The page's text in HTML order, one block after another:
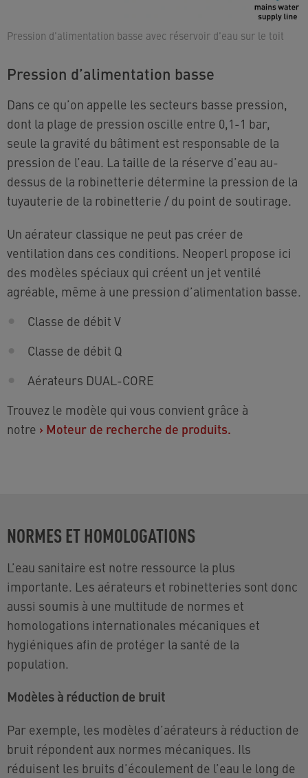
Pression d’alimentation basse avec réservoir d’eau sur le toit
Pression d’alimentation basse
Dans ce qu’on appelle les secteurs basse pression,
dont la plage de pression oscille entre 0,1-1 bar,
seule la gravité du bâtiment est responsable de la
pression de l’eau. La taille de la réserve d’eau au-
dessus de la robinetterie détermine la pression de la
tuyauterie de la robinetterie / du point de soutirage.
Un aérateur classique ne peut pas créer de
ventilation dans ces conditions. Neoperl propose ici
des modèles spéciaux qui créent un jet ventilé
agréable, même à une pression d’alimentation basse.
Classe de débit V
Classe de débit Q
Aérateurs DUAL-CORE
Trouvez le modèle qui vous convient grâce à
notre › Moteur de recherche de produits.
NORMES ET HOMOLOGATIONS
L’eau sanitaire est notre ressource la plus
importante. Les aérateurs et robinetteries sont donc
aussi soumis à une multitude de normes et
homologations internationales mécaniques et
hygiéniques afin de protéger la santé de la
population.
Modèles à réduction de bruit
Par exemple, les modèles d’aérateurs à réduction de
bruit répondent aux normes mécaniques. Ils
réduisent les bruits d’écoulement de l’eau le long de